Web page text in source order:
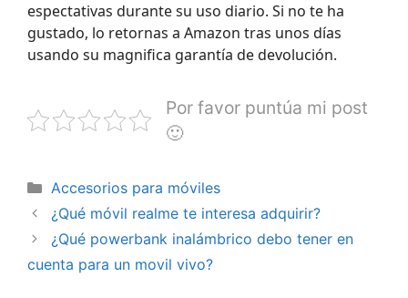
espectativas durante su uso diario. Si no te ha
gustado, lo retornas a Amazon tras unos días
usando su magnifica garantía de devolución.
Por favor puntúa mi post
🙂
Categorías
Accesorios para móviles
¿Qué móvil realme te interesa adquirir?
¿Qué powerbank inalámbrico debo tener en
cuenta para un movil vivo?